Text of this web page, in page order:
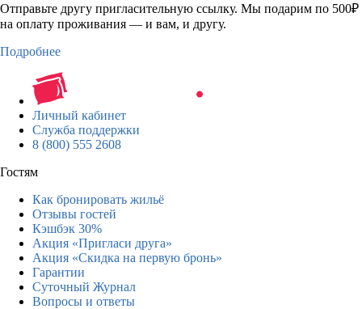
Отправьте другу пригласительную ссылку. Мы подарим по 500₽
на оплату проживания — и вам, и другу.
Подробнее
Личный кабинет
Служба поддержки
8 (800) 555 2608
Гостям
Как бронировать жильё
Отзывы гостей
Кэшбэк 30%
Акция «Пригласи друга»
Акция «Скидка на первую бронь»
Гарантии
Суточный Журнал
Вопросы и ответы